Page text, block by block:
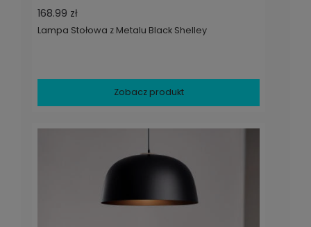
168.99 zł
Lampa Stołowa z Metalu Black Shelley
Zobacz produkt